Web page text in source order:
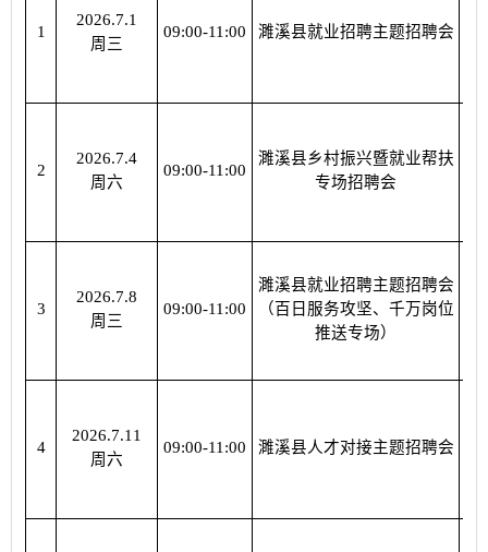
1
2026.7.1
周三
09:00-11:00 濉溪县就业招聘主题招聘会
2
2026.7.4
周六
09:00-11:00
濉溪县乡村振兴暨就业帮扶
专场招聘会
3
2026.7.8
周三
09:00-11:00
濉溪县就业招聘主题招聘会
（百日服务攻坚、千万岗位
推送专场）
4
2026.7.11
周六
09:00-11:00 濉溪县人才对接主题招聘会